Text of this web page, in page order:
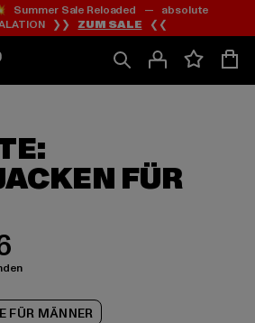
Zum
Inhalt
springen
Zum
Fußzeile
springen
Sale Reloaded — absolute
❯❯ ZUM SALE ❮❮
FÜR
FÜR MÄNNER
Zum
Produktraster
springen